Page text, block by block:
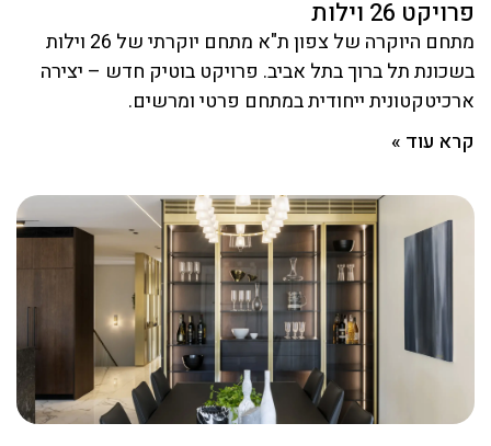
פרויקט 26 וילות
מתחם היוקרה של צפון ת"א מתחם יוקרתי של 26 וילות
בשכונת תל ברוך בתל אביב. פרויקט בוטיק חדש – יצירה
ארכיטקטונית ייחודית במתחם פרטי ומרשים.
קרא עוד »